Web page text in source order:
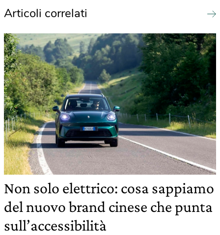
Articoli correlati
Non solo elettrico: cosa sappiamo
del nuovo brand cinese che punta
sull’accessibilità